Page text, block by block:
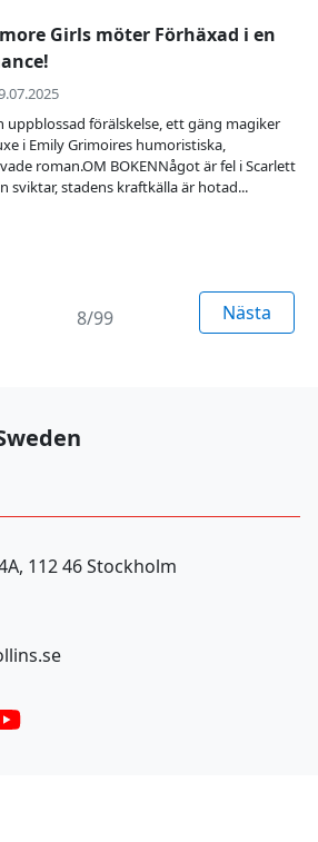
Girls möter Förhäxad i en
uppblossad förälskelse, ett gäng magiker
i Emily Grimoires humoristiska,
roman.OM BOKENNågot är fel i Scarlett
sviktar, stadens kraftkälla är hotad...
8/99 Nästa
112 46 Stockholm